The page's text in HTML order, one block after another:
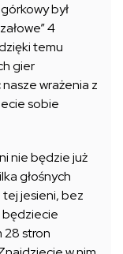
był
4
temu
gier
wrażenia z
sobie
nie będzie już
głośnych
tej jesieni, bez
będziecie
28 stron